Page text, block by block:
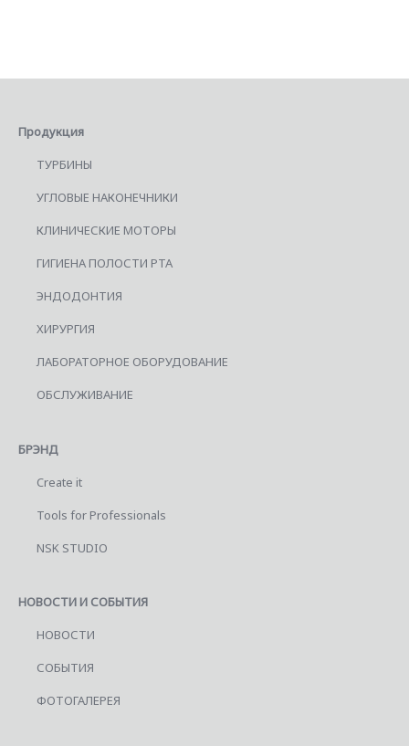
Продукция
ТУРБИНЫ
УГЛОВЫЕ НАКОНЕЧНИКИ
КЛИНИЧЕСКИЕ МОТОРЫ
ГИГИЕНА ПОЛОСТИ РТА
ЭНДОДОНТИЯ
ХИРУРГИЯ
ЛАБОРАТОРНОЕ ОБОРУДОВАНИЕ
ОБСЛУЖИВАНИЕ
БРЭНД
Create it
Tools for Professionals
NSK STUDIO
НОВОСТИ И СОБЫТИЯ
НОВОСТИ
СОБЫТИЯ
ФОТОГАЛЕРЕЯ